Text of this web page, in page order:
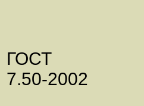
ГОСТ
7.50-2002